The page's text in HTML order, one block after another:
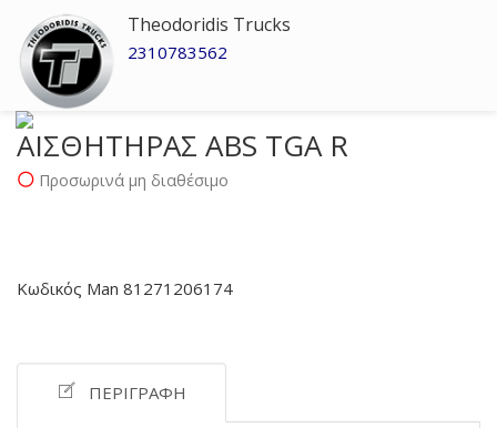
Theodoridis Trucks
2310783562
ΑΙΣΘΗΤΗΡΑΣ ABS TGA R
Προσωρινά μη διαθέσιμο
Κωδικός Man 81271206174
ΠΕΡΙΓΡΑΦΉ